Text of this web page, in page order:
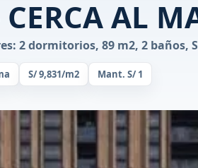
AL
2 dormitorios, 89 m2, 2 baños,
S/ 9,831/m2 Mant. S/ 1